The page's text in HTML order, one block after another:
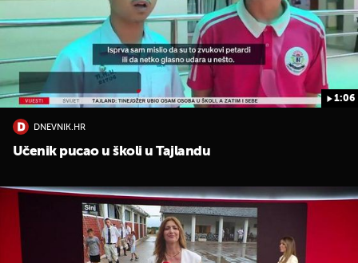
1:06
DNEVNIK.HR
Učenik pucao u školi u Tajlandu